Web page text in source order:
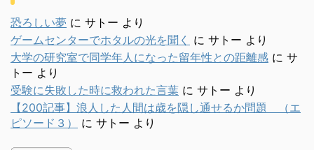
恐ろしい夢 に サトー より
ゲームセンターでホタルの光を聞く に サトー より
大学の研究室で同学年人になった留年性との距離感 に サ
トー より
受験に失敗した時に救われた言葉 に サトー より
【200記事】浪人した人間は歳を隠し通せるか問題 （エ
ピソード３）
に サトー より